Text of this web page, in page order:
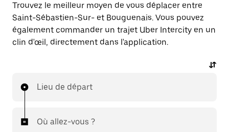
Trouvez le meilleur moyen de vous déplacer entre
Saint-Sébastien-Sur- et Bouguenais. Vous pouvez
également commander un trajet Uber Intercity en un
clin d'œil, directement dans l'application.
Lieu de départ
Où allez-vous ?